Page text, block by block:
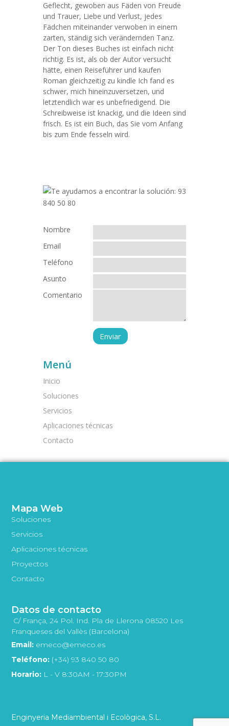
Geflecht, gewoben aus Fäden von Freude
und Trauer, Liebe und Verlust, jedes
Fädchen miteinander verwoben in einem
zarten, ständig sich verändernden Tanz.
Der Ton dieses Buches ist einfach nicht
richtig. Es ist, als ob der Autor versucht
hätte, einen Reiseführer und kaufen
Roman gleichzeitig zu kindle Ich fand es
schwer, mich hineinzuversetzen, und
letztendlich war es unbefriedigend. Die
Schreibweise ist knackig, und die Ideen sind
frisch. Es ist ein Buch, das Sie vom Anfang
bis zum Ende fesseln wird.
Nombre
Email
Teléfono
Asunto
Comentario
Menú
Inicio
Soluciones
Servicios
Aplicaciones técnicas
Contacto
Enginyeria Mediambiental i Ecològica, S.L.
Mapa Web
Soluciones
Servicios
Aplicaciones técnicas
Proyectos
Contacto
Datos de contacto
C/ França, 24 Pol. Ind. Pla de Llerona 08520 Les
Franqueses del Vallès (Barcelona)
Email: emeco@emeco.es
Teléfono: (+34) 93 840 50 80
Horario: L - V 8:30AM - 17:30PM